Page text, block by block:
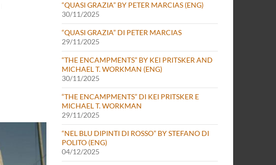
“QUASI GRAZIA” BY PETER MARCIAS (ENG)
30/11/2025
“QUASI GRAZIA” DI PETER MARCIAS
29/11/2025
“THE ENCAMPMENTS” BY KEI PRITSKER AND
MICHAEL T. WORKMAN (ENG)
30/11/2025
“THE ENCAMPMENTS” DI KEI PRITSKER E
MICHAEL T. WORKMAN
29/11/2025
“NEL BLU DIPINTI DI ROSSO” BY STEFANO DI
POLITO (ENG)
04/12/2025